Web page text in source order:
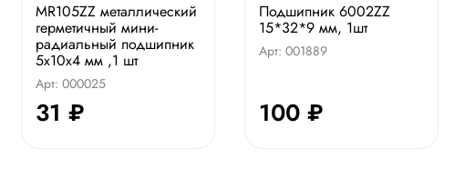
MR105ZZ металлический
герметичный мини-
радиальный подшипник
5x10x4 мм ,1 шт
Арт: 000025
31 ₽
Подшипник 6002ZZ
15*32*9 мм, 1шт
Арт: 001889
100 ₽